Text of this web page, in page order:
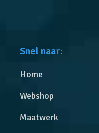
Snel naar:
Home
Webshop
Maatwerk